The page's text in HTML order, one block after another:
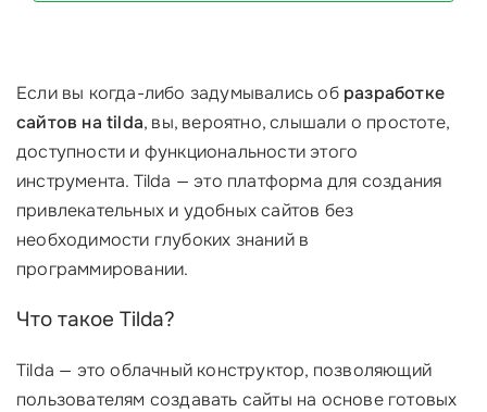
Если вы когда-либо задумывались об разработке
сайтов на tilda, вы, вероятно, слышали о простоте,
доступности и функциональности этого
инструмента. Tilda — это платформа для создания
привлекательных и удобных сайтов без
необходимости глубоких знаний в
программировании.
Что такое Tilda?
Tilda — это облачный конструктор, позволяющий
пользователям создавать сайты на основе готовых